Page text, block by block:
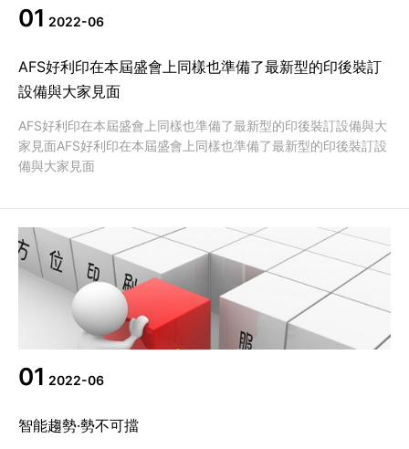
01 2022-06
AFS好利印在本屆盛會上同樣也準備了最新型的印後裝訂
設備與大家見面
AFS好利印在本屆盛會上同樣也準備了最新型的印後裝訂設備與大
家見面AFS好利印在本屆盛會上同樣也準備了最新型的印後裝訂設
備與大家見面
01 2022-06
智能趨勢·勢不可擋